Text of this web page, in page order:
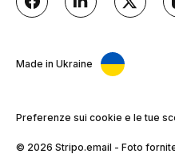
Made in Ukraine
Preferenze sui cookie e le tue
© 2026 Stripо.email - Foto